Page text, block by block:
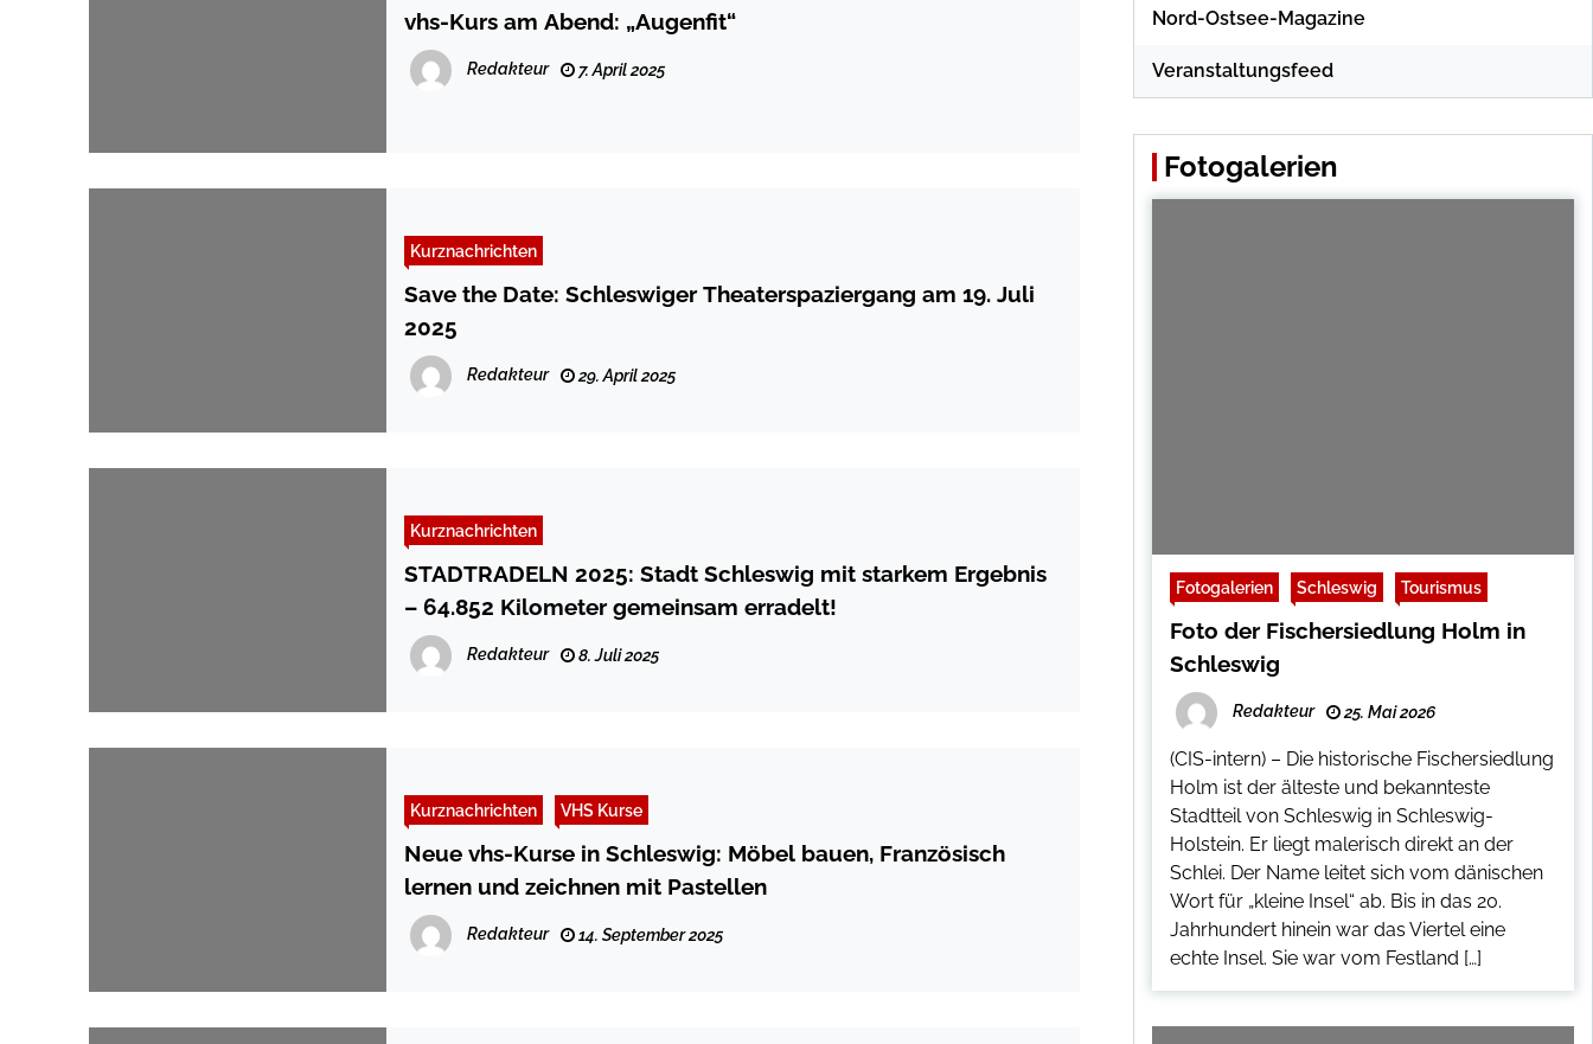
vhs-Kurs am Abend: „Augenfit“
Redakteur 7. April 2025
Kurznachrichten
Save the Date: Schleswiger Theaterspaziergang am 19. Juli
2025
Redakteur 29. April 2025
Kurznachrichten
STADTRADELN 2025: Stadt Schleswig mit starkem Ergebnis
– 64.852 Kilometer gemeinsam erradelt!
Redakteur 8. Juli 2025
Kurznachrichten VHS Kurse
Neue vhs-Kurse in Schleswig: Möbel bauen, Französisch
lernen und zeichnen mit Pastellen
Redakteur 14. September 2025
Nord-Ostsee-Magazine
Veranstaltungsfeed
Fotogalerien
Fotogalerien Schleswig Tourismus
Foto der Fischersiedlung Holm in
Schleswig
Redakteur 25. Mai 2026
(CIS-intern) – Die historische Fischersiedlung
Holm ist der älteste und bekannteste
Stadtteil von Schleswig in Schleswig-
Holstein. Er liegt malerisch direkt an der
Schlei. Der Name leitet sich vom dänischen
Wort für „kleine Insel“ ab. Bis in das 20.
Jahrhundert hinein war das Viertel eine
echte Insel. Sie war vom Festland […]